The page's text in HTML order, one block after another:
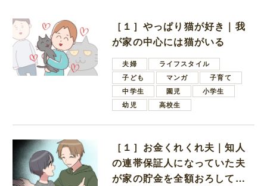
［１］やっぱり猫が好き｜我
が家の中心には猫がいる
夫婦
ライフスタイル
子ども
マンガ
子育て
中学生
園児
小学生
幼児
高校生
［１］お金くれくれ夫｜知人
の連帯保証人になっていた夫
が家の貯金を全額おろしてほ